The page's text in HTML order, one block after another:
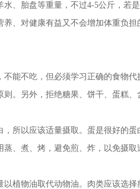
胎盘等重量，不过4-5公斤，若
养、对健康有益又不会增加体重负
不吃，但必须学习正确的食物代
则。另外，拒绝糖果、饼干、蛋糕
以应该适量摄取。蛋是很好的蛋
蒸、煮、烤，避免煎、炸，以免摄取
物油取代动物油。肉类应该选择